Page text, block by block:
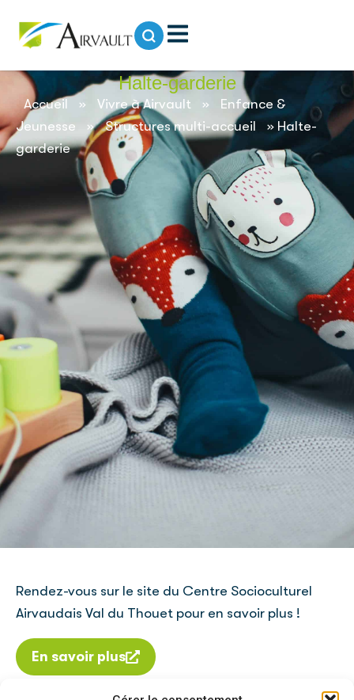
Halte-garderie
Accueil » Vivre à Airvault »
Enfance &
Jeunesse
» Structures multi-accueil » Halte-
garderie
Rendez-vous sur le site du Centre Socioculturel
Airvaudais Val du Thouet pour en savoir plus !
En savoir plus